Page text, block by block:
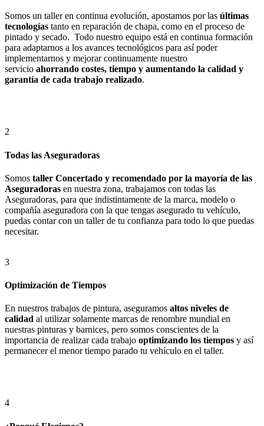
Somos un taller en continua evolución, apostamos por las últimas
tecnologías tanto en reparación de chapa, como en el proceso de
pintado y secado. Todo nuestro equipo está en continua formación
para adaptarnos a los avances tecnológicos para así poder
implementarnos y mejorar continuamente nuestro
servicio ahorrando costes, tiempo y aumentando la calidad y
garantía de cada trabajo realizado.
2
Todas las Aseguradoras
Somos taller Concertado y recomendado por la mayoría de las
Aseguradoras en nuestra zona, trabajamos con todas las
Aseguradoras, para que indistintamente de la marca, modelo o
compañía aseguradora con la que tengas asegurado tu vehículo,
puedas contar con un taller de tu confianza para todo lo que puedas
necesitar.
3
Optimización de Tiempos
En nuestros trabajos de pintura, aseguramos altos niveles de
calidad al utilizar solamente marcas de renombre mundial en
nuestras pinturas y barnices, pero somos conscientes de la
importancia de realizar cada trabajo optimizando los tiempos y así
permanecer el menor tiempo parado tu vehículo en el taller.
4